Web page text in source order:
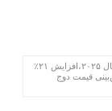
قیمت دوج‌ کوین ۲۱٪ افزایش یافت،پیش‌بینی قیمت ۱ دلار در سال ۲۰۲۵،افزایش ۲۱٪
قیمت دوج‌